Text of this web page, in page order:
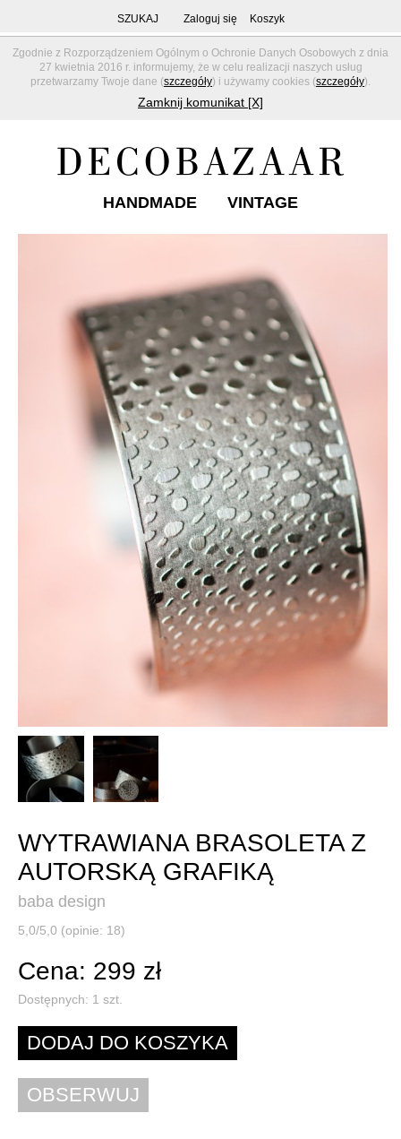
Zgodnie z Rozporządzeniem Ogólnym o Ochronie Danych Osobowych z dnia
27 kwietnia 2016 r. informujemy, że w celu realizacji naszych usług
przetwarzamy Twoje dane (szczegóły) i używamy cookies (szczegóły).
Zamknij komunikat [X]
SZUKAJ Zaloguj się Koszyk
HANDMADE VINTAGE
WYTRAWIANA BRASOLETA Z
AUTORSKĄ GRAFIKĄ
baba design
5,0/5,0 (opinie: 18)
Cena: 299 zł
Dostępnych: 1 szt.